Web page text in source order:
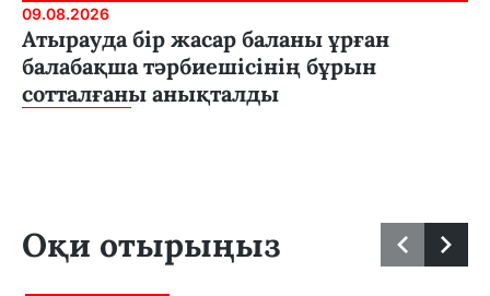
09.08.2026
Атырауда бір жасар баланы ұрған
балабақша тәрбиешісінің бұрын
сотталғаны анықталды
Оқи отырыңыз